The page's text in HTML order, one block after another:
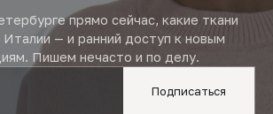
прямо сейчас, какие ткани
Италии — и ранний доступ к новым
Пишем нечасто и по делу.
Подписаться